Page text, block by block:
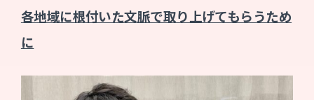
各地域に根付いた文脈で取り上げてもらうため
に